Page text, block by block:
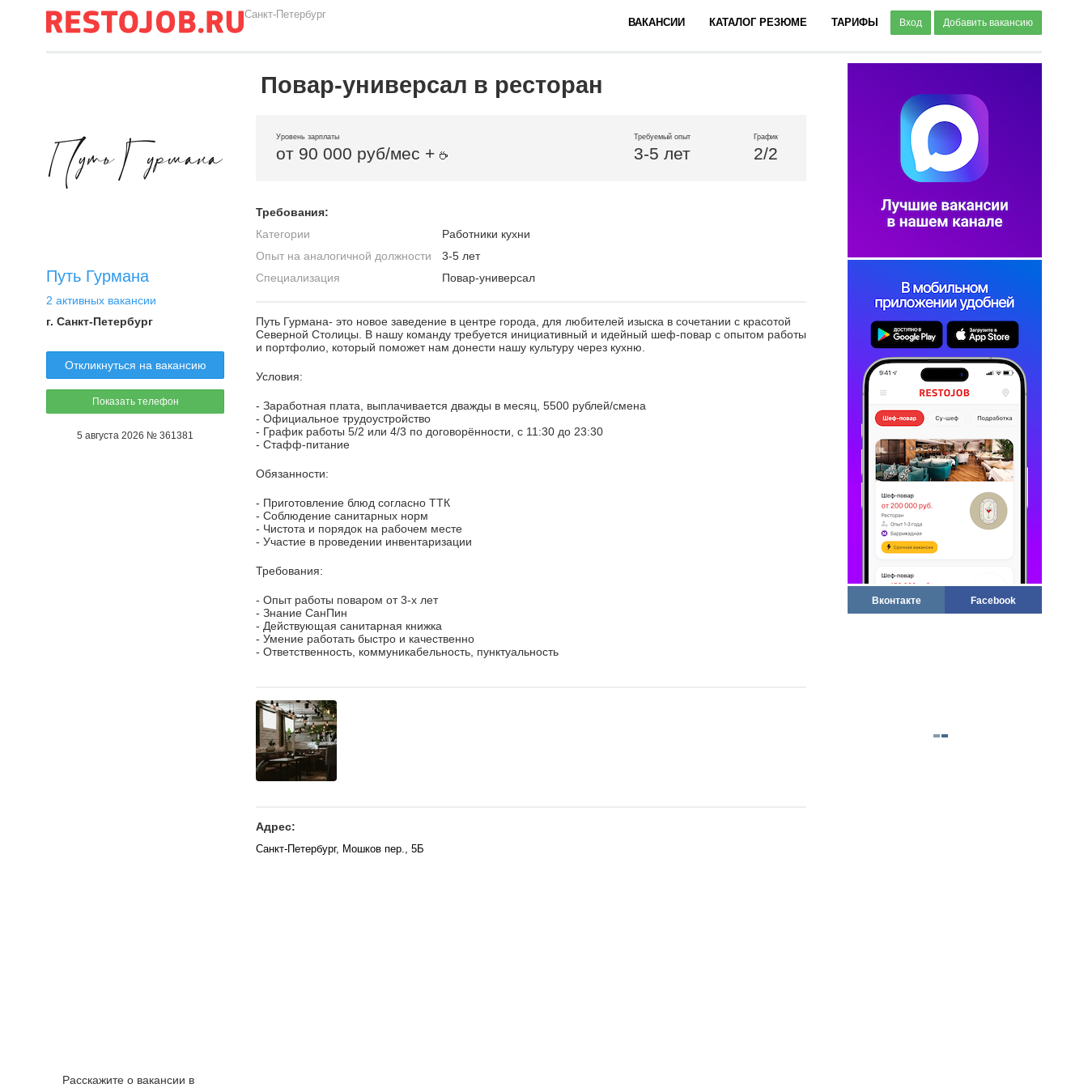
Санкт-Петербург
ВАКАНСИИ КАТАЛОГ РЕЗЮМЕ ТАРИФЫ Вход Добавить вакансию
Вконтакте Facebook
Путь Гурмана
2 активных вакансии
г. Санкт-Петербург
Откликнуться на вакансию
Показать телефон
5 августа 2026 № 361381
Повар-универсал в ресторан
Уровень зарплаты
от 90 000 руб/мес +
Требуемый опыт
3-5 лет
График
2/2
Требования:
Категории
Работники кухни
Опыт на аналогичной должности
3-5 лет
Специализация
Повар-универсал
Путь Гурмана- это новое заведение в центре города, для любителей изыска в сочетании с красотой
Северной Столицы. В нашу команду требуется инициативный и идейный шеф-повар с опытом работы
и портфолио, который поможет нам донести нашу культуру через кухню.
Условия:
- Заработная плата, выплачивается дважды в месяц, 5500 рублей/смена
- Официальное трудоустройство
- График работы 5/2 или 4/3 по договорённости, с 11:30 до 23:30
- Стафф-питание
Обязанности:
- Приготовление блюд согласно ТТК
- Соблюдение санитарных норм
- Чистота и порядок на рабочем месте
- Участие в проведении инвентаризации
Требования:
- Опыт работы поваром от 3-х лет
- Знание СанПин
- Действующая санитарная книжка
- Умение работать быстро и качественно
- Ответственность, коммуникабельность, пунктуальность
Адрес:
Санкт-Петербург, Мошков пер., 5Б
Расскажите о вакансии в